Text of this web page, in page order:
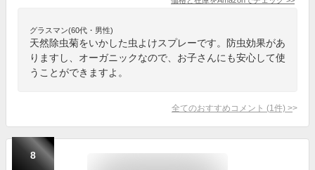
グラスマン(60代・男性)
天然除虫菊をいかした虫よけスプレーです。防虫効果があ
りますし、オーガニックなので、お子さんにも安心して使
うことができますよ。
全てのおすすめコメント (1 件) >
8